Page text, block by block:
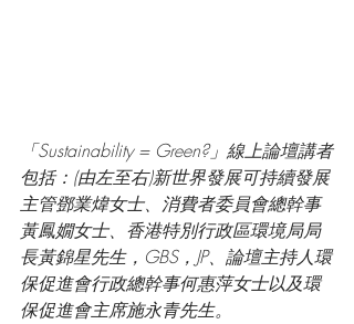
「Sustainability = Green?」線上論壇講者
包括：(由左至右)新世界發展可持續發展
主管鄧業煒女士、消費者委員會總幹事
黃鳳嫺女士、香港特別行政區環境局局
長黃錦星先生，GBS，JP、論壇主持人環
保促進會行政總幹事何惠萍女士以及環
保促進會主席施永青先生。